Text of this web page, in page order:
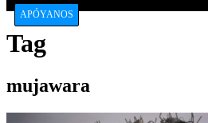
APÓYANOS
Tag
mujawara